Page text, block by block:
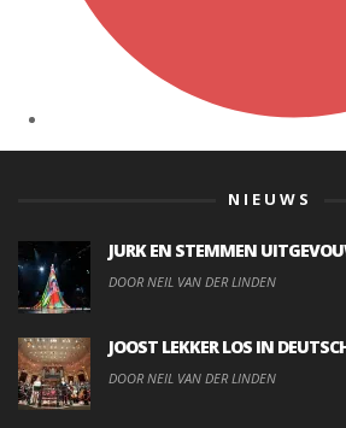
NIEUWS
JURK EN STEMMEN
DOOR NEIL VAN DER LINDEN
JOOST LEKKER LOS IN
DOOR NEIL VAN DER LINDEN